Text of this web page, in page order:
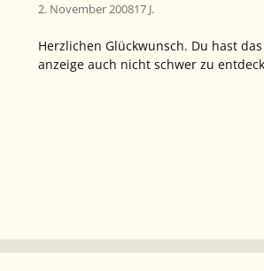
2. November 200817 J.
Herzlichen Glückwunsch. Du hast
anzeige auch nicht schwer zu